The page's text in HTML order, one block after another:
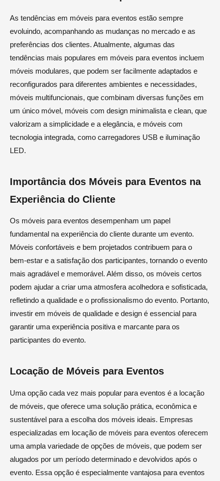
As tendências em móveis para eventos estão sempre
evoluindo, acompanhando as mudanças no mercado e as
preferências dos clientes. Atualmente, algumas das
tendências mais populares em móveis para eventos incluem
móveis modulares, que podem ser facilmente adaptados e
reconfigurados para diferentes ambientes e necessidades,
móveis multifuncionais, que combinam diversas funções em
um único móvel, móveis com design minimalista e clean, que
valorizam a simplicidade e a elegância, e móveis com
tecnologia integrada, como carregadores USB e iluminação
LED.
Importância dos Móveis para Eventos na
Experiência do Cliente
Os móveis para eventos desempenham um papel
fundamental na experiência do cliente durante um evento.
Móveis confortáveis e bem projetados contribuem para o
bem-estar e a satisfação dos participantes, tornando o evento
mais agradável e memorável. Além disso, os móveis certos
podem ajudar a criar uma atmosfera acolhedora e sofisticada,
refletindo a qualidade e o profissionalismo do evento. Portanto,
investir em móveis de qualidade e design é essencial para
garantir uma experiência positiva e marcante para os
participantes do evento.
Locação de Móveis para Eventos
Uma opção cada vez mais popular para eventos é a locação
de móveis, que oferece uma solução prática, econômica e
sustentável para a escolha dos móveis ideais. Empresas
especializadas em locação de móveis para eventos oferecem
uma ampla variedade de opções de móveis, que podem ser
alugados por um período determinado e devolvidos após o
evento. Essa opção é especialmente vantajosa para eventos